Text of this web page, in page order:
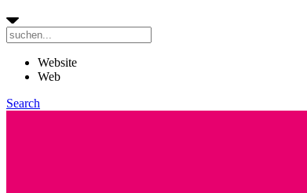
Website
Web
Search